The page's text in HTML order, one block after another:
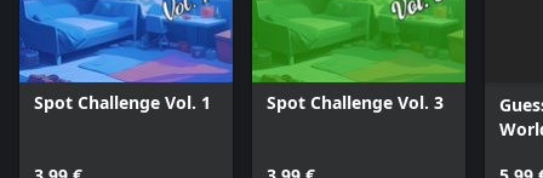
Spot Challenge Vol. 1 Spot Challenge Vol. 3